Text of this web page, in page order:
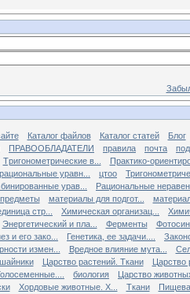
Каталог файлов Каталог статей
Блог
ПРАВООБЛАДАТЕЛИ правила почта
Tригонометрические в...
Практико-
уравн... цтоо
урав...
Рациональные
предметы материалы для подгот...
стр... Химическая организац...
Энергетический и пла... Ферменты
и его зако... Генетика, ее задачи....
измен... Вредное влияние мута...
Царство растений. Ткани
Царство
биология
Царство
Хордовые животные. Х... Ткани